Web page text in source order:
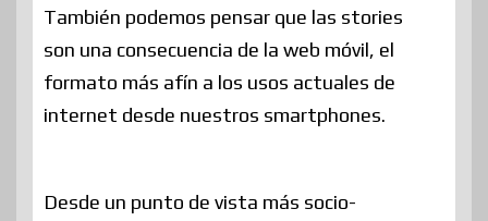
También podemos pensar que las stories
son una consecuencia de la web móvil, el
formato más afín a los usos actuales de
internet desde nuestros smartphones.
Desde un punto de vista más socio-